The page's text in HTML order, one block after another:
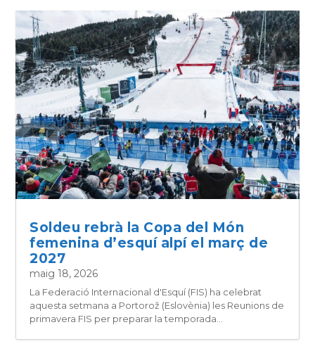
Soldeu rebrà la Copa del Món
femenina d’esquí alpí el març de
2027
maig 18, 2026
La Federació Internacional d'Esquí (FIS) ha celebrat
aquesta setmana a Portorož (Eslovènia) les Reunions de
primavera FIS per preparar la temporada...